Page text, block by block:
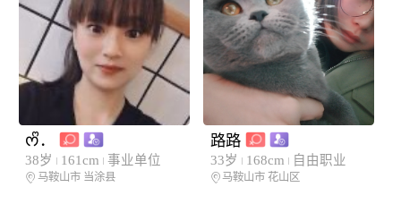
ᰔᩚ．
38岁 161cm 事业单位
马鞍山市 当涂县
路路
33岁 168cm 自由职业
马鞍山市 花山区